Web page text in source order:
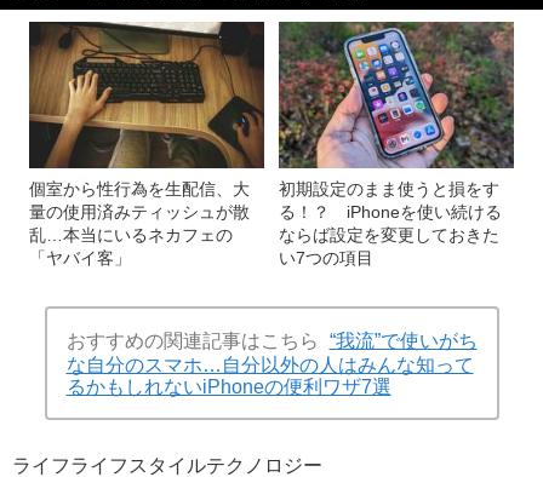
個室から性行為を生配信、大
量の使用済みティッシュが散
乱…本当にいるネカフェの
「ヤバイ客」
初期設定のまま使うと損をす
る！？ iPhoneを使い続ける
ならば設定を変更しておきた
い7つの項目
おすすめの関連記事はこちら
“我流”で使いがち
な自分のスマホ…自分以外の人はみんな知って
るかもしれないiPhoneの便利ワザ7選
ライフライフスタイルテクノロジー